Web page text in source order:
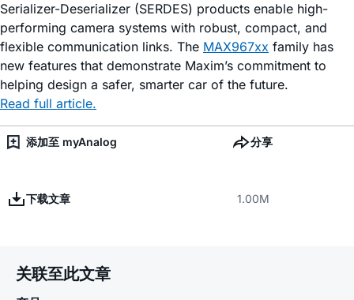
Serializer-Deserializer (SERDES) products enable high-
performing camera systems with robust, compact, and
flexible communication links. The MAX967xx family has
new features that demonstrate Maxim’s commitment to
helping design a safer, smarter car of the future.
Read full article.
添加至 myAnalog 分享
下载文章 1.00M
关联至此文章